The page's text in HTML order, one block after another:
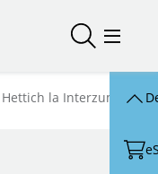
la Interzum 2025: